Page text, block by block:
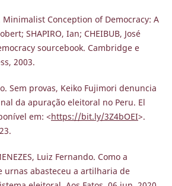
Minimalist Conception of Democracy: A
SHAPIRO, Ian; CHEIBUB, José
sourcebook. Cambridge e
2003.
Sem provas, Keiko Fujimori denuncia
da apuração eleitoral no Peru. El
em: <https://bit.ly/3Z4bOEI>.
Luiz Fernando. Como a
urnas abasteceu a artilharia de